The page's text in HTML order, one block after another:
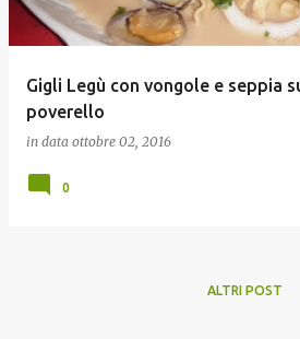
Gigli Legù con vongole e seppia
poverello
in data ottobre 02, 2016
0
ALTRI POST